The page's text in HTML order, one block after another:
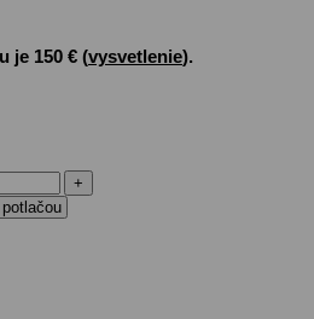
je 150 € (vysvetlenie).
+